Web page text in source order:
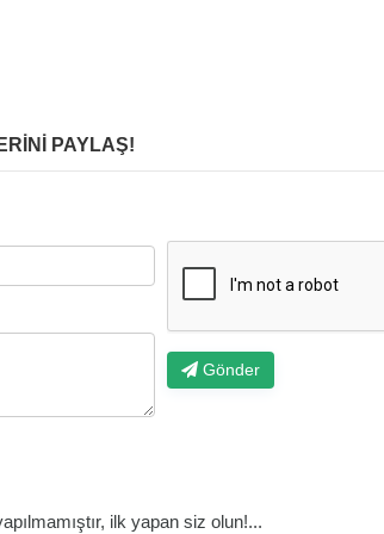
PAYLAŞ!
Gönder
ilk yapan siz olun!...